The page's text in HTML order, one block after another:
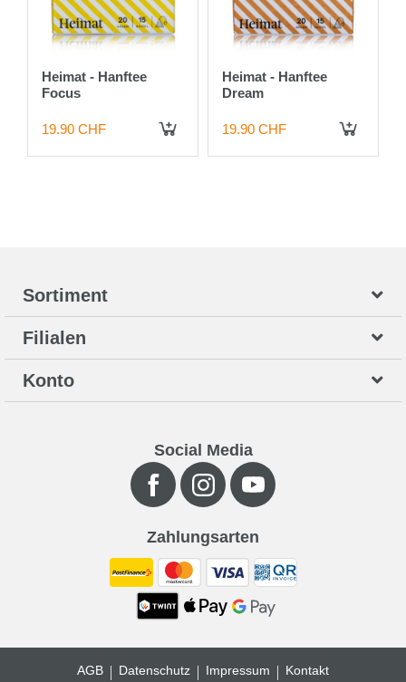
Heimat - Hanftee
Focus
19.90 CHF
Heimat - Hanftee
Dream
19.90 CHF
Sortiment
Filialen
Konto
Social Media
Zahlungsarten
AGB Datenschutz Impressum Kontakt